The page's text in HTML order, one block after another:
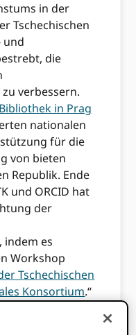
in der
Tschechischen
und
die
verbessern.
in Prag
nationalen
für die
von bieten
Republik. Ende
und ORCID hat
der
indem es
Workshop
Tschechischen
Konsortium.“
bei